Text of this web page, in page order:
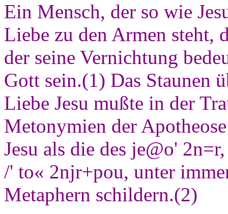
Ein Mensch, der so wie
Liebe zu den Armen steht,
der seine Vernichtung
Gott sein.(1) Das Staunen
Liebe Jesu mußte in der
Metonymien der
Jesu als die des je@o'
/' to« 2njr+pou, unter
Metaphern schildern.(2)